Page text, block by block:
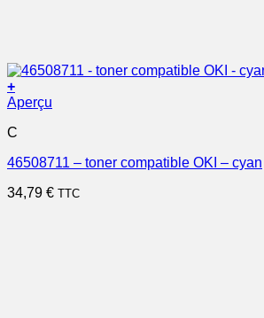
+
Aperçu
C
46508711 – toner compatible OKI – cyan
34,79 € TTC